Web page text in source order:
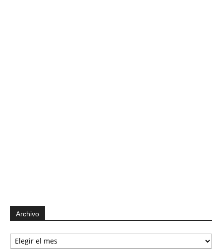
Archivo
Archivo